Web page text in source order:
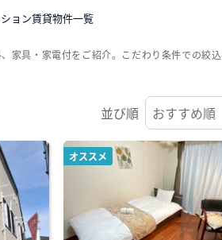
ョン賃貸物件一覧
並び順
オススメ
家具・家電付をご紹介。こだわり条件での絞込